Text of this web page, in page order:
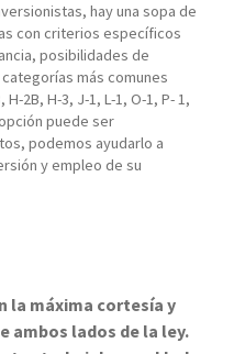
la máxima cortesía y
ambos lados de la ley.
hay una sopa de
con criterios específicos
posibilidades de
más comunes
H-2B, H-3, J-1, L-1, O-1, P- 1,
puede ser
podemos ayudarlo a
y empleo de su